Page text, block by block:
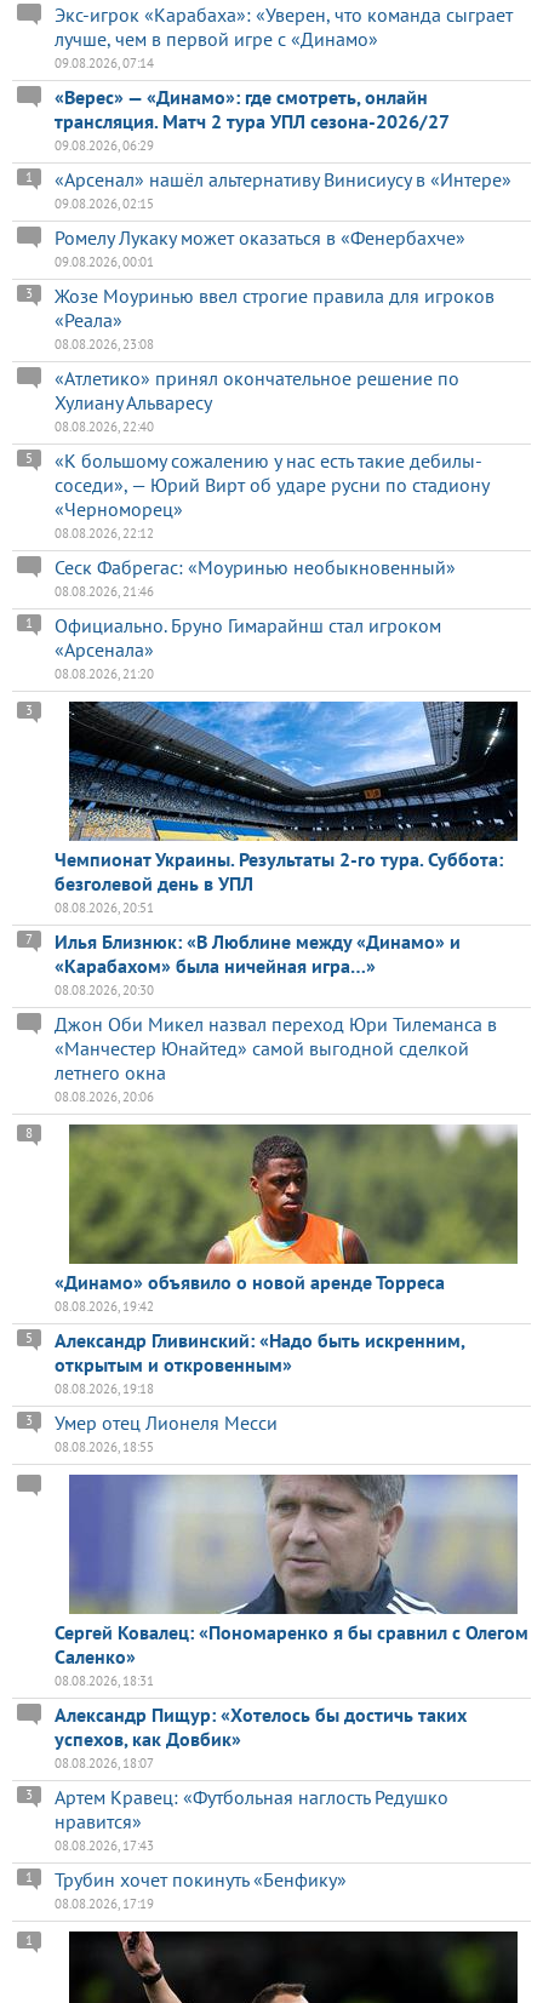
Экс-игрок «Карабаха»: «Уверен, что команда сыграет
лучше, чем в первой игре с «Динамо»
09.08.2026, 07:14
«Верес» — «Динамо»: где смотреть, онлайн
трансляция. Матч 2 тура УПЛ сезона-2026/27
09.08.2026, 06:29
«Арсенал» нашёл альтернативу Винисиусу в «Интере»
1
09.08.2026, 02:15
Ромелу Лукаку может оказаться в «Фенербахче»
09.08.2026, 00:01
Жозе Моуринью ввел строгие правила для игроков
«Реала»
3
08.08.2026, 23:08
«Атлетико» принял окончательное решение по
Хулиану Альваресу
08.08.2026, 22:40
«К большому сожалению у нас есть такие дебилы-
соседи», — Юрий Вирт об ударе русни по стадиону
«Черноморец»
5
08.08.2026, 22:12
Сеск Фабрегас: «Моуринью необыкновенный»
08.08.2026, 21:46
Официально. Бруно Гимарайнш стал игроком
«Арсенала»
1
08.08.2026, 21:20
Чемпионат Украины. Результаты 2-го тура. Суббота:
безголевой день в УПЛ
3
08.08.2026, 20:51
Илья Близнюк: «В Люблине между «Динамо» и
«Карабахом» была ничейная игра…»
7
08.08.2026, 20:30
Джон Оби Микел назвал переход Юри Тилеманса в
«Манчестер Юнайтед» самой выгодной сделкой
летнего окна
08.08.2026, 20:06
«Динамо» объявило о новой аренде Торреса
8
08.08.2026, 19:42
Александр Гливинский: «Надо быть искренним,
открытым и откровенным»
5
08.08.2026, 19:18
Умер отец Лионеля Месси
3
08.08.2026, 18:55
Сергей Ковалец: «Пономаренко я бы сравнил с Олегом
Саленко»
08.08.2026, 18:31
Александр Пищур: «Хотелось бы достичь таких
успехов, как Довбик»
08.08.2026, 18:07
Артем Кравец: «Футбольная наглость Редушко
нравится»
3
08.08.2026, 17:43
Трубин хочет покинуть «Бенфику»
1
08.08.2026, 17:19
1